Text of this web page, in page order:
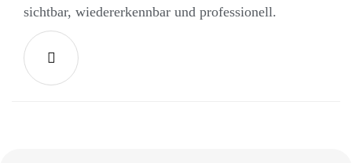
sichtbar, wiedererkennbar und professionell.